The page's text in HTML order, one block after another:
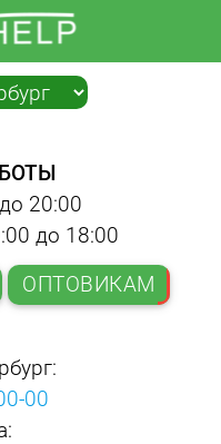
▼
20:00
до 18:00
ОПТОВИКАМ
00